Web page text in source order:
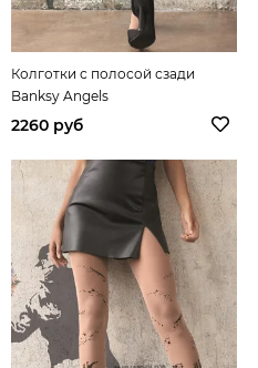
Колготки с полосой сзади
Banksy Angels
2260 руб